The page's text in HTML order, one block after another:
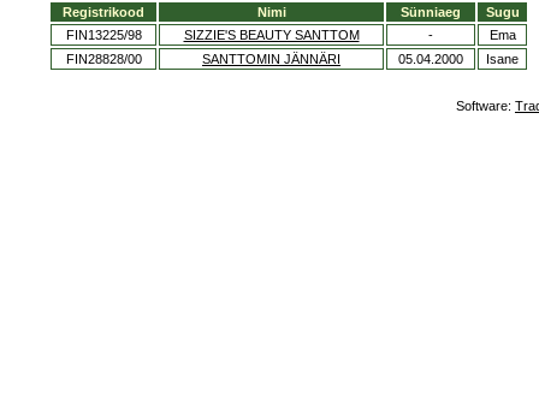
Registrikood
Nimi Sünniaeg
Sugu
FIN13225/98
SIZZIE'S BEAUTY SANTTOM -
Ema
FIN28828/00
SANTTOMIN JÄNNÄRI 05.04.2000 Isane
Software: